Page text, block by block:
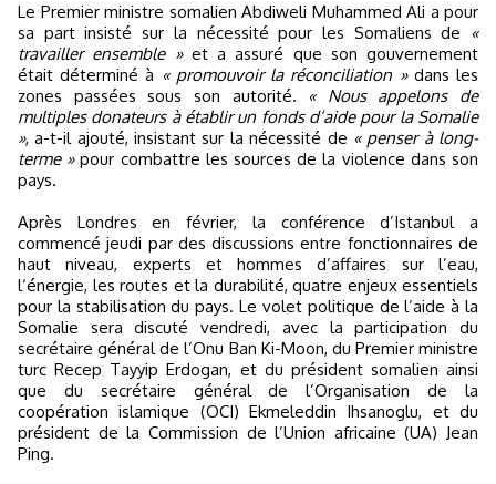
Le Premier ministre somalien Abdiweli Muhammed Ali a pour
sa part insisté sur la nécessité pour les Somaliens de
«
travailler ensemble »et a assuré que son gouvernement
était déterminé à « promouvoir la réconciliation »dans les
zones passées sous son autorité. « Nous appelons de
multiples donateurs à établir un fonds d’aide pour la Somalie
», a-t-il ajouté, insistant sur la nécessité de « penser à long-
terme »pour combattre les sources de la violence dans son
pays.
Après Londres en février, la conférence d’Istanbul a
commencé jeudi par des discussions entre fonctionnaires de
haut niveau, experts et hommes d’affaires sur l’eau,
l‘énergie, les routes et la durabilité, quatre enjeux essentiels
pour la stabilisation du pays. Le volet politique de l’aide à la
Somalie sera discuté vendredi, avec la participation du
secrétaire général de l’Onu Ban Ki-Moon, du Premier ministre
turc Recep Tayyip Erdogan, et du président somalien ainsi
que du secrétaire général de l’Organisation de la
coopération islamique (OCI) Ekmeleddin Ihsanoglu, et du
président de la Commission de l’Union africaine (UA) Jean
Ping.